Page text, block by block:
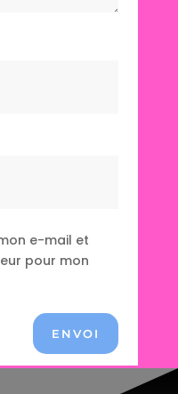
e-mail et
pour mon
ENVOI